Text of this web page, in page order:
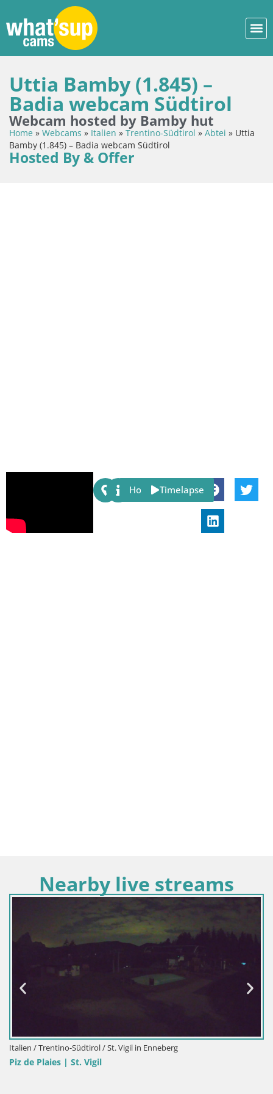
Uttia Bamby (1.845) –
Badia webcam Südtirol
Webcam hosted by Bamby hut
Home » Webcams » Italien » Trentino-Südtirol » Abtei » Uttia
Bamby (1.845) – Badia webcam Südtirol
Hosted By & Offer
Share:
Host Timelapse
Nearby live streams
Italien / Trentino-Südtirol / St. Vigil in Enneberg
Piz de Plaies | St. Vigil